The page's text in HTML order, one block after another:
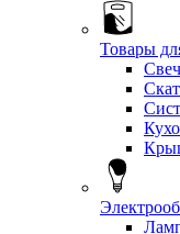
Товары